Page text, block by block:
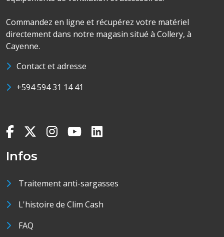
Commandez en ligne et récupérez votre matériel
directement dans notre magasin situé à Collery, à
Cayenne.
Contact et adresse
+594 594 31 14 41
Infos
Traitement anti-sargasses
L'histoire de Clim Cash
FAQ